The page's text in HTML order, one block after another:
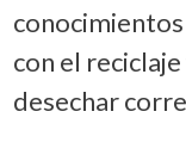
con el
desechar